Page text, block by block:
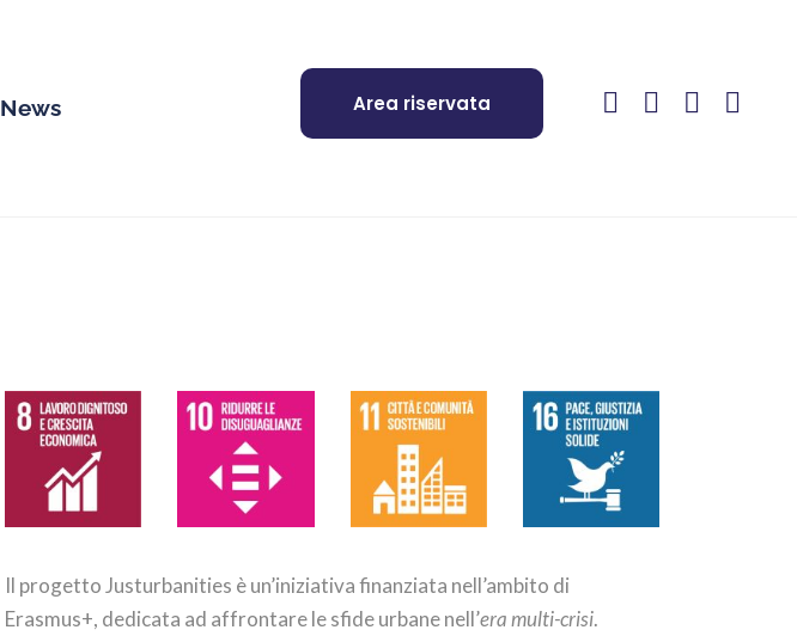
News Area riservata
Il progetto Justurbanities è un’iniziativa finanziata nell’ambito di
Erasmus+, dedicata ad affrontare le sfide urbane nell’era multi-crisi.